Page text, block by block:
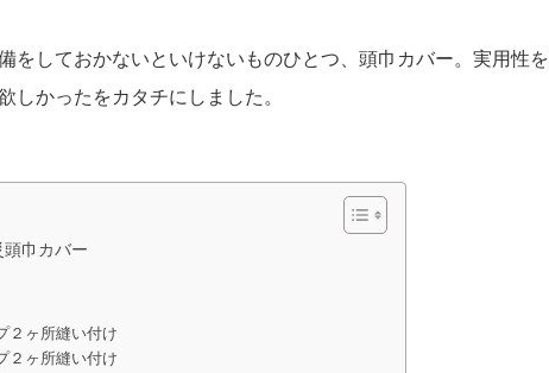
をしておかないといけないものひとつ、頭巾カバー。実用性を
しかったをカタチにしました。
巾カバー
２ヶ所縫い付け
２ヶ所縫い付け